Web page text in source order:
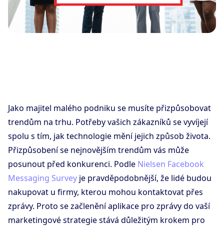
Jako majitel malého podniku se musíte přizpůsobovat
trendům na trhu. Potřeby vašich zákazníků se vyvíjejí
spolu s tím, jak technologie mění jejich způsob života.
Přizpůsobení se nejnovějším trendům vás může
posunout před konkurenci. Podle Nielsen Facebook
Messaging Survey je pravděpodobnější, že lidé budou
nakupovat u firmy, kterou mohou kontaktovat přes
zprávy. Proto se začlenění aplikace pro zprávy do vaší
marketingové strategie stává důležitým krokem pro